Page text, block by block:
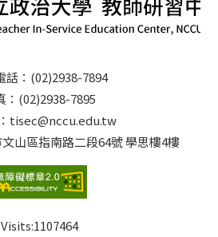
話：(02)2938-7894
：(02)2938-7895
tisec@nccu.edu.tw
山區指南路二段64號 學思樓4樓
Visits:1107464